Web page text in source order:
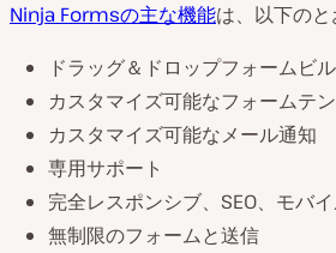
Ninja Formsの主な機能は、以下のと
ドラッグ＆ドロップフォームビ
カスタマイズ可能なフォームテ
カスタマイズ可能なメール通知
専用サポート
完全レスポンシブ、SEO、モバ
無制限のフォームと送信